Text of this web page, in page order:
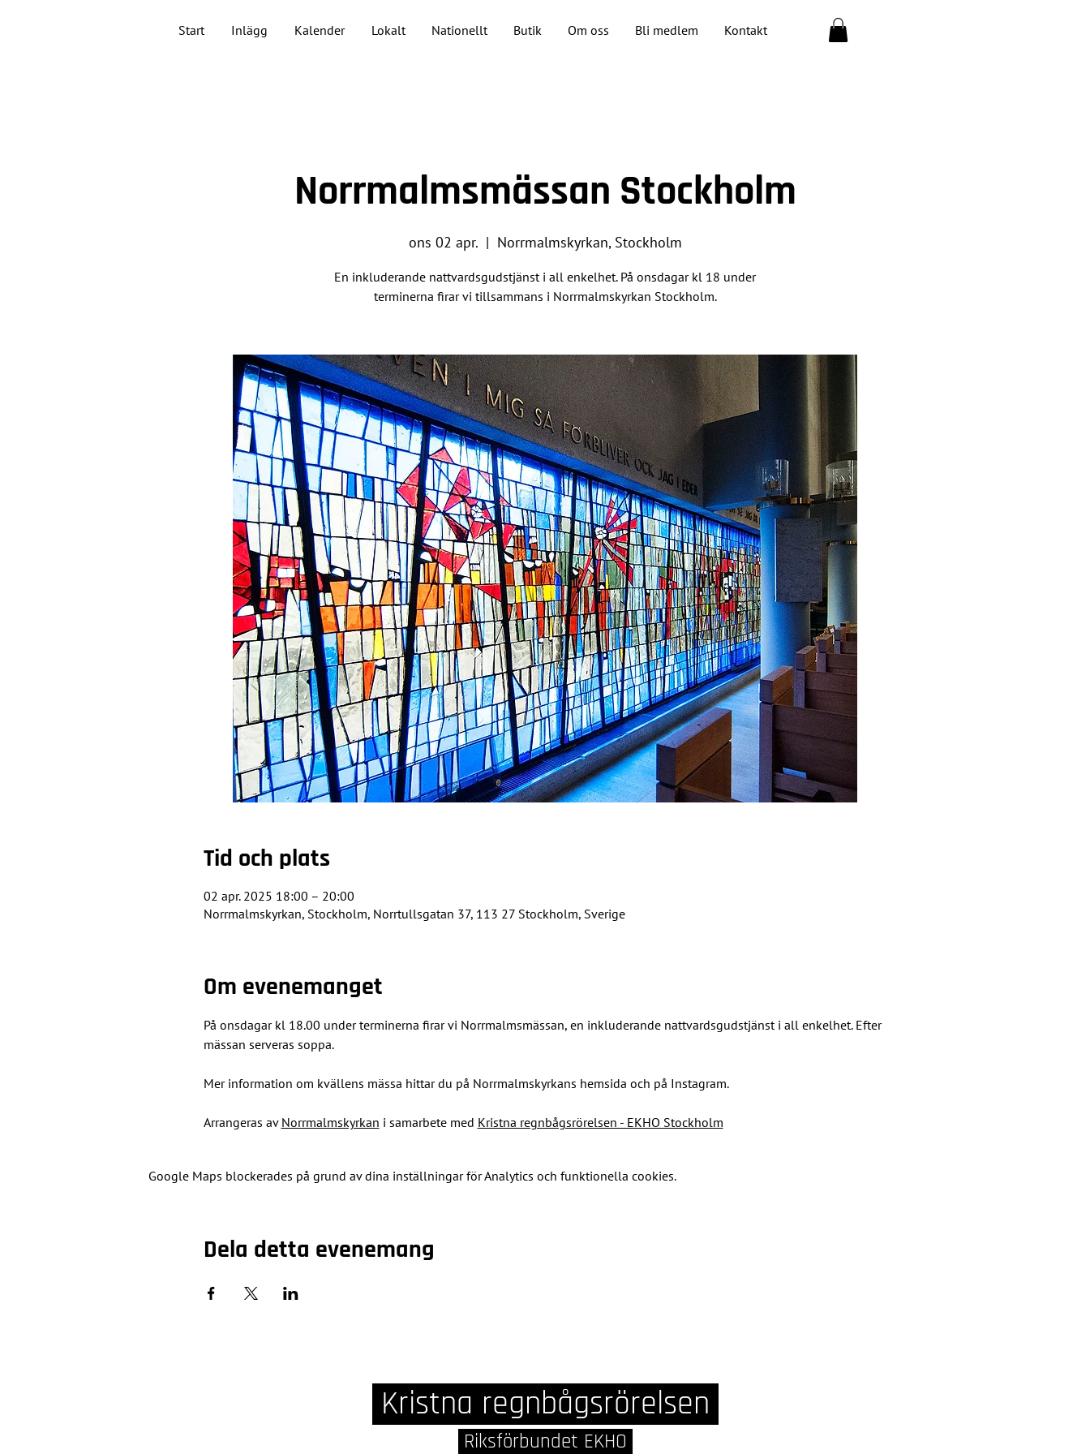
Start Inlägg Kalender Lokalt Nationellt Butik Om oss Bli medlem Kontakt
Norrmalmsmässan Stockholm
ons 02 apr.
  |
Norrmalmskyrkan, Stockholm
En inkluderande nattvardsgudstjänst i all enkelhet. På onsdagar kl 18 under
terminerna firar vi tillsammans i Norrmalmskyrkan Stockholm.
Tid och plats
02 apr. 2025 18:00 – 20:00
Norrmalmskyrkan, Stockholm, Norrtullsgatan 37, 113 27 Stockholm, Sverige
Om evenemanget
På onsdagar kl 18.00 under terminerna firar vi Norrmalmsmässan, en inkluderande nattvardsgudstjänst i all enkelhet. Efter
mässan serveras soppa.
Mer information om kvällens mässa hittar du på Norrmalmskyrkans hemsida och på Instagram.
Arrangeras av Norrmalmskyrkan i samarbete med Kristna regnbågsrörelsen - EKHO Stockholm
Google Maps blockerades på grund av dina inställningar för Analytics och funktionella cookies.
Dela detta evenemang
Kristna regnbågsrörelsen
Riksförbundet EKHO